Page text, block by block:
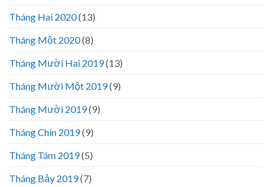
Tháng Hai 2020(13)
Tháng Một 2020(8)
Tháng Mười Hai 2019(13)
Tháng Mười Một 2019(9)
Tháng Mười 2019(9)
Tháng Chín 2019(9)
Tháng Tám 2019(5)
Tháng Bảy 2019(7)